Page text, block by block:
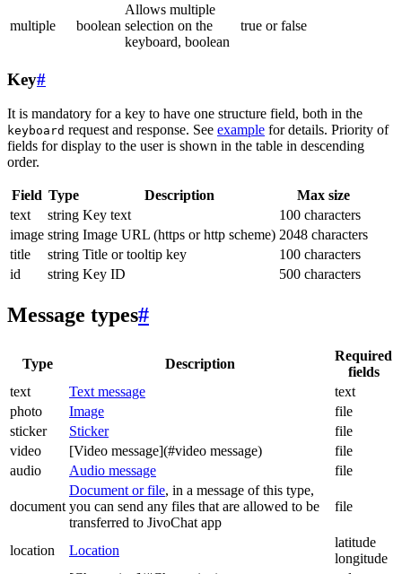
multiple boolean
Allows multiple
selection on the
keyboard, boolean
true or false
Key#
It is mandatory for a key to have one structure field, both in the
keyboard request and response. See example for details. Priority of
fields for display to the user is shown in the table in descending
order.
Field Type Description
Max size
text
string Key text
100 characters
image string Image URL (https or http scheme) 2048 characters
title
string Title or tooltip key
100 characters
id
string Key ID 500 characters
Message types#
Type Description
Required
fields
text
Text message
text
photo
Image
file
sticker
Sticker
file
video
[Video message](#video message)
file
audio
Audio message file
document
Document or file, in a message of this type,
you can send any files that are allowed to be
transferred to JivoChat app
file
location Location
latitude
longitude